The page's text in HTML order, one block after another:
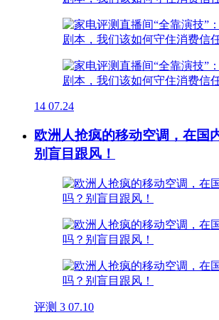
14 07.24
欧洲人抢疯的移动空调，在国
别盲目跟风！
评测 3 07.10